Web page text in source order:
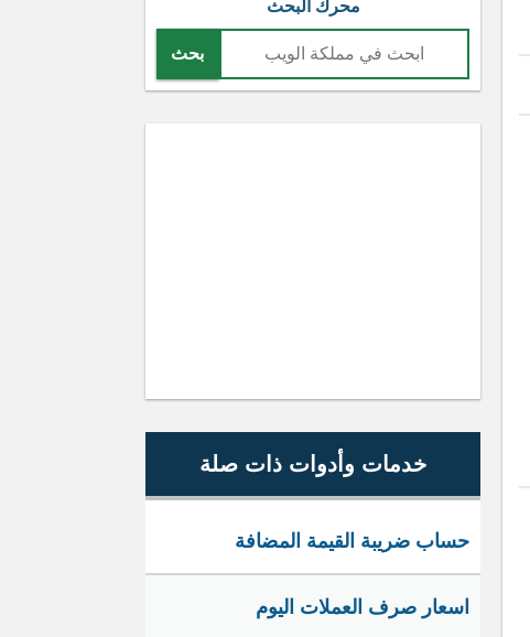
محرك البحث
بحث
خدمات وأدوات ذات صلة
حساب ضريبة القيمة المضافة
اسعار صرف العملات اليوم